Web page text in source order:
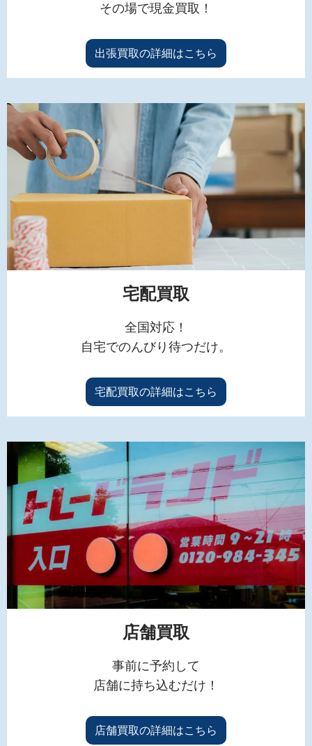
その場で現金買取！
出張買取の詳細はこちら
宅配買取
全国対応！
自宅でのんびり待つだけ。
宅配買取の詳細はこちら
店舗買取
事前に予約して
店舗に持ち込むだけ！
店舗買取の詳細はこちら